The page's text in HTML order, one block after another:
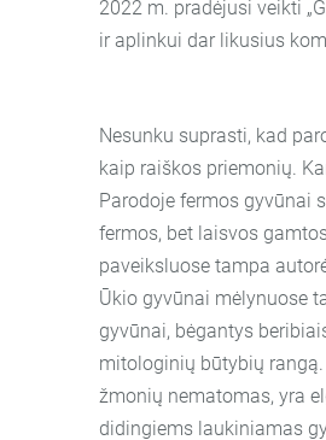
2022 m. pradėjusi veikti
ir aplinkui dar likusius
Nesunku suprasti, kad
kaip raiškos priemonių.
Parodoje fermos gyvūnai
fermos, bet laisvos
paveiksluose tampa
Ūkio gyvūnai mėlynuose
gyvūnai, bėgantys
mitologinių būtybių
žmonių nematomas, yra
didingiems laukiniamas